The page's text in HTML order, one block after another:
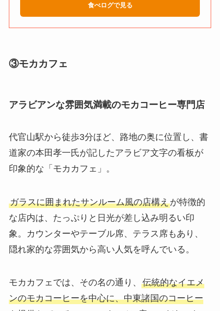
食べログで見る
③モカカフェ
アラビアンな雰囲気満載のモカコーヒー専門店
代官山駅から徒歩3分ほど、路地の奥に位置し、書
道家の本田孝一氏が記したアラビア文字の看板が
印象的な「モカカフェ」。
ガラスに囲まれたサンルーム風の店構えが特徴的
な店内は、たっぷりと日光が差し込み明るい印
象。カウンターやテーブル席、テラス席もあり、
隠れ家的な雰囲気から高い人気を呼んでいる。
モカカフェでは、その名の通り、 伝統的なイエメ
ンのモカコーヒーを中心に、中東諸国のコーヒー